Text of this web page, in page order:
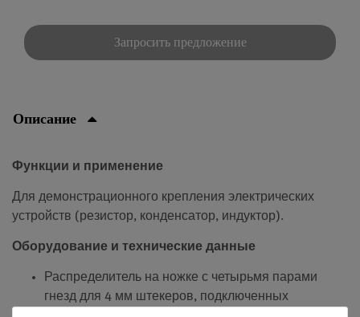
Запросить предложение
Описание
Функции и применение
Для демонстрационного крепления электрических
устройств (резистор, конденсатор, индуктор).
Оборудование и технические данные
Распределитель на ножке с четырьмя парами
гнезд для 4 мм штекеров, подключенных